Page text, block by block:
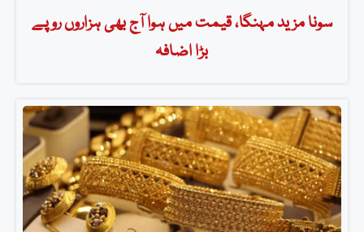
سونا مزید مہنگا، قیمت میں ہوا آج بھی ہزاروں روپے
بڑا اضافہ